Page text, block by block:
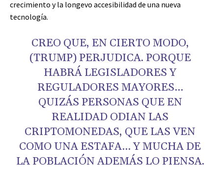
crecimiento y la longevo accesibilidad de una nueva
tecnología.
CREO QUE, EN CIERTO MODO,
(TRUMP) PERJUDICA. PORQUE
HABRÁ LEGISLADORES Y
REGULADORES MAYORES…
QUIZÁS PERSONAS QUE EN
REALIDAD ODIAN LAS
CRIPTOMONEDAS, QUE LAS VEN
COMO UNA ESTAFA… Y MUCHA DE
LA POBLACIÓN ADEMÁS LO PIENSA.